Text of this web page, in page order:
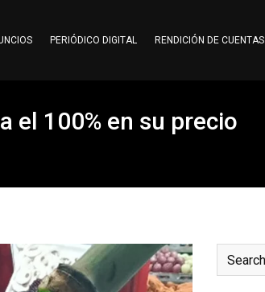
PERIÓDICO DIGITAL RENDICIÓN DE CUENTAS
el 100% en su precio